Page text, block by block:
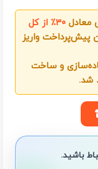
معادل
۳۰٪ از کل
پیش‌پرداخت واریز
و ساخت
شد.
باشید.